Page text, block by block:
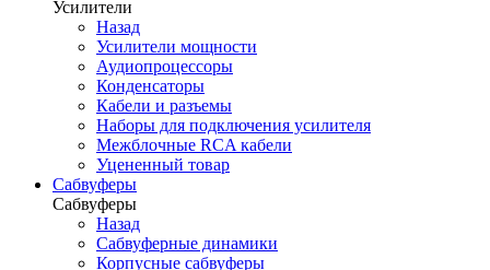
Усилители
Назад
Усилители мощности
Аудиопроцессоры
Конденсаторы
Кабели и разъемы
Наборы для подключения усилителя
Межблочные RCA кабели
Уцененный товар
Сабвуферы
Сабвуферы
Назад
Сабвуферные динамики
Корпусные сабвуферы